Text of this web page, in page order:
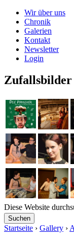
Wir über uns
Chronik
Galerien
Kontakt
Newsletter
Login
Zufallsbilder
Diese Website
Startseite › Gallery ›